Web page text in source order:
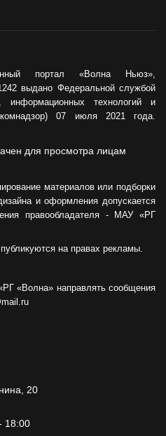
портал «Волна Ньюз»,
выдано Федеральной службой
технологий и
07 июля 2021 года.
для просмотра лицам
материалов или подборки
и оформления допускается
правообладателя - МАУ «РГ
на правах рекламы.
«Волна» направлять сообщения
20
18:00